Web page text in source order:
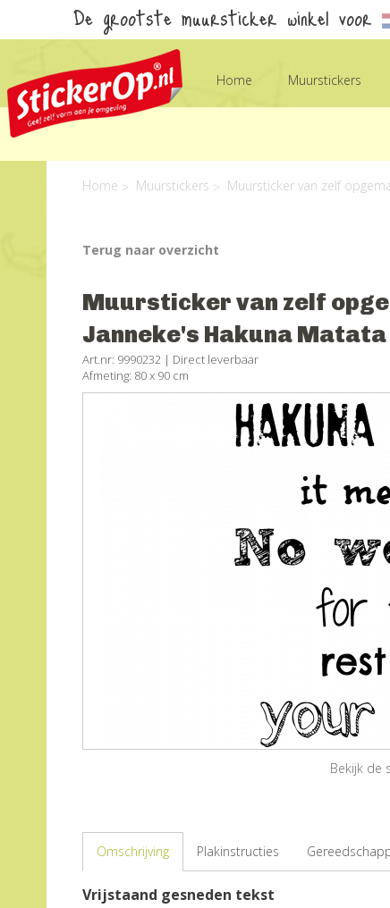
De grootste muursticker winkel voor
Home Muurstickers
Home Muurstickers Muursticker van zelf
Terug naar overzicht
Muursticker van zelf
Janneke's Hakuna Matata
Art.nr: 9990232 | Direct leverbaar
Afmeting: 80 x 90 cm
Bekijk de
Omschrijving Plakinstructies
Vrijstaand gesneden tekst